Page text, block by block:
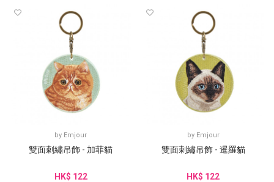
by Emjour
雙面刺繡吊飾 - 加菲貓
HK$ 122
by Emjour
雙面刺繡吊飾 - 暹羅貓
HK$ 122